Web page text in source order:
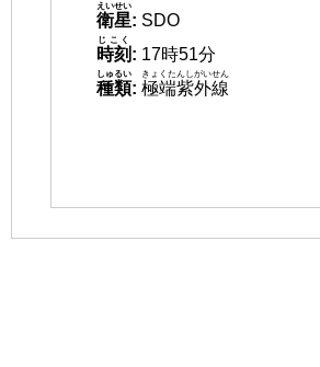
衛星
えいせい
: SDO
時刻
じこく
: 17時51分
種類
しゅるい
: 極端紫外線
きょくたんしがいせん